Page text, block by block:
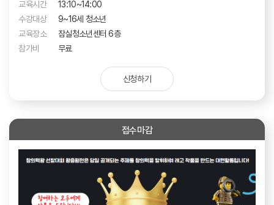
교육시간
13:10~14:00
수강대상
9~16세 청소년
교육장소
잠실청소년센터 6층
참가비
무료
신청하기
접수마감